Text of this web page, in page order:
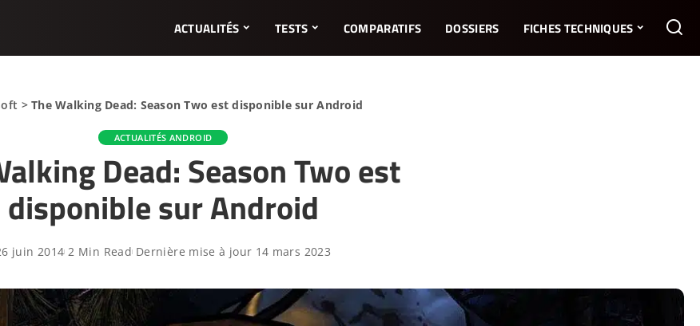
ACTUALITÉS TESTS COMPARATIFS DOSSIERS FICHES TECHNIQUES
>The Walking Dead: Season Two est disponible sur Android
ACTUALITÉS ANDROID
Dead: Season Two est
disponible sur Android
juin 2014 2 Min Read Dernière mise à jour 14 mars 2023